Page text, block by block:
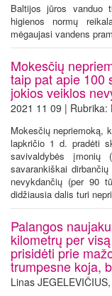
Baltijos jūros vanduo
higienos normų
mėgaujasi vandens
Mokesčių
taip pat apie 100
jokios veiklos
2021 11 09 | Rubrika:
Mokesčių nepriemoką,
lapkričio 1 d. pradėti
savivaldybės
savarankiškai
nevykdančių (per 90
didžiausia dalis turi
Palangos
kilometrų per
prisidėti prie
trumpesne koja,
Linas